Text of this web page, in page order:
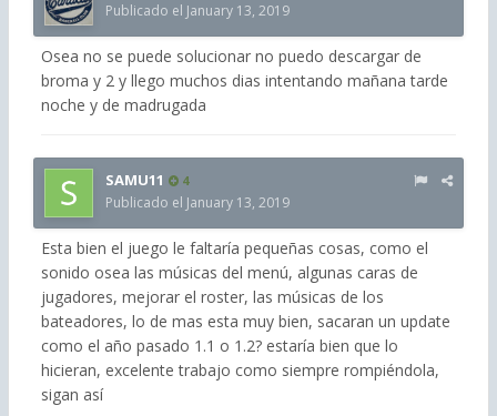
Publicado el January 13, 2019
Osea no se puede solucionar no puedo descargar de
broma y 2 y llego muchos dias intentando mañana tarde
noche y de madrugada
SAMU11 4
Publicado el January 13, 2019
Esta bien el juego le faltaría pequeñas cosas, como el
sonido osea las músicas del menú, algunas caras de
jugadores, mejorar el roster, las músicas de los
bateadores, lo de mas esta muy bien, sacaran un update
como el año pasado 1.1 o 1.2? estaría bien que lo
hicieran, excelente trabajo como siempre rompiéndola,
sigan así